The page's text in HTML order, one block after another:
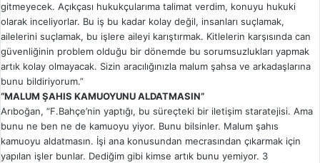
gitmeyecek. Açıkçası hukukçularıma talimat verdim, konuyu hukuki
olarak inceliyorlar. Bu iş bu kadar kolay değil, insanları suçlamak,
ailelerini suçlamak, bu işlere aileyi karıştırmak. Kitlelerin karşısında can
güvenliğinin problem olduğu bir dönemde bu sorumsuzlukları yapmak
artık kolay olmayacak. Sizin aracılığınızla malum şahsa ve arkadaşlarına
bunu bildiriyorum.”
“MALUM ŞAHIS KAMUOYUNU ALDATMASIN”
Arıboğan, “F.Bahçe’nin yaptığı, bu süreçteki bir iletişim staratejisi. Ama
bunu ne ben ne de kamuoyu yiyor. Bunu bilsinler. Malum şahıs
kamuoyu aldatmasın. İşi ana konusundan mecrasından çıkarmak için
yapılan işler bunlar. Dediğim gibi kimse artık bunu yemiyor. 3